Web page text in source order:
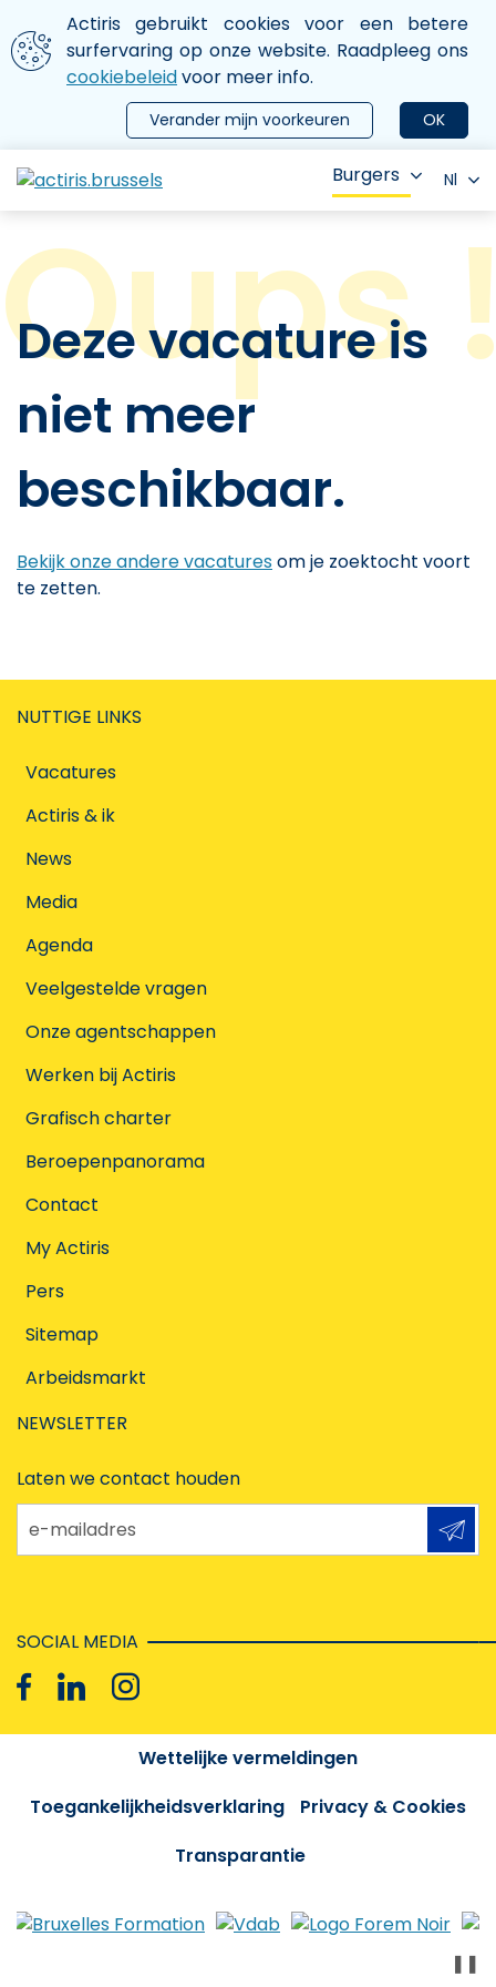
Aller au contenu principal
We gebruiken cookies
Actiris gebruikt cookies voor een betere
surfervaring op onze website. Raadpleeg ons
cookiebeleidvoor meer info.
OK
Verander mijn voorkeuren
le menu
Burgers Nl
Deze vacature is
niet meer
beschikbaar.
Bekijk onze andere vacaturesom je zoektocht voort
te zetten.
NUTTIGE LINKS
Vacatures
Actiris & ik
News
Media
Agenda
Veelgestelde vragen
Onze agentschappen
Werken bij Actiris
Grafisch charter
Beroepenpanorama
Contact
My Actiris
Pers
Sitemap
Arbeidsmarkt
NEWSLETTER
Laten we contact houden
e-mailadres
SOCIAL MEDIA
Wettelijke vermeldingen
Toegankelijkheidsverklaring
Privacy & Cookies
Transparantie
❚❚